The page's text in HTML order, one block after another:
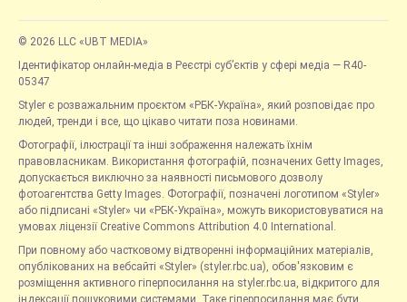
© 2026 LLC «UBT MEDIA»
Ідентифікатор онлайн-медіа в Реєстрі суб’єктів у сфері медіа — R40-
05347
Styler є розважальним проєктом «РБК-Україна», який розповідає про
людей, тренди і все, що цікаво читати поза новинами.
Фотографії, ілюстрації та інші зображення належать їхнім
правовласникам. Використання фотографій, позначених Getty Images,
допускається виключно за наявності письмового дозволу
фотоагентства Getty Images. Фотографії, позначені логотипом «Styler»
або підписані «Styler» чи «РБК-Україна», можуть використовуватися на
умовах ліцензії Creative Commons Attribution 4.0 International.
При повному або частковому відтворенні інформаційних матеріалів,
опублікованих на вебсайті «Styler» (styler.rbc.ua), обов'язковим є
розміщення активного гіперпосилання на styler.rbc.ua, відкритого для